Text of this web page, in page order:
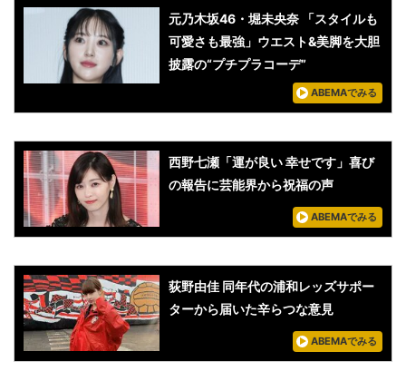
元乃木坂46・堀未央奈 「スタイルも
可愛さも最強」ウエスト&美脚を大胆
披露の“プチプラコーデ”
ABEMAでみる
西野七瀬「運が良い 幸せです」喜び
の報告に芸能界から祝福の声
ABEMAでみる
荻野由佳 同年代の浦和レッズサポー
ターから届いた辛らつな意見
ABEMAでみる